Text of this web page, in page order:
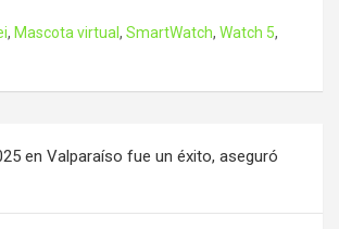
, Mascota virtual , SmartWatch, Watch 5,
en Valparaíso fue un éxito, aseguró